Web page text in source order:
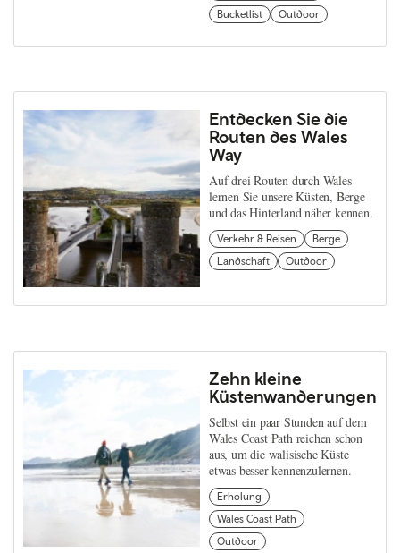
Bucketlist
Outdoor
Entdecken Sie die
Routen des Wales
Way
Auf drei Routen durch Wales
lernen Sie unsere Küsten, Berge
und das Hinterland näher kennen.
Verkehr & Reisen
Berge
Landschaft
Outdoor
Zehn kleine
Küstenwanderungen
Selbst ein paar Stunden auf dem
Wales Coast Path reichen schon
aus, um die walisische Küste
etwas besser kennenzulernen.
Erholung
Wales Coast Path
Outdoor